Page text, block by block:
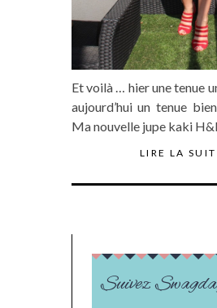
Et voilà … hier une tenue
aujourd’hui un tenue
Ma nouvelle jupe kaki
LIRE LA
Suivez